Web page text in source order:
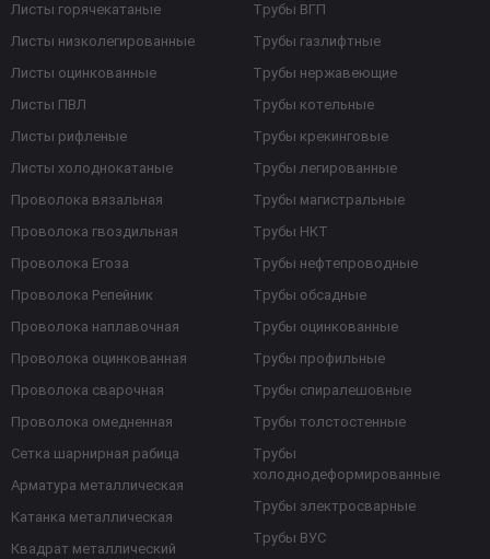
Листы горячекатаные
Листы низколегированные
Листы оцинкованные
Листы ПВЛ
Листы рифленые
Листы холоднокатаные
Проволока вязальная
Проволока гвоздильная
Проволока Егоза
Проволока Репейник
Проволока наплавочная
Проволока оцинкованная
Проволока сварочная
Проволока омедненная
Сетка шарнирная рабица
Арматура металлическая
Катанка металлическая
Квадрат металлический
Трубы ВГП
Трубы газлифтные
Трубы нержавеющие
Трубы котельные
Трубы крекинговые
Трубы легированные
Трубы магистральные
Трубы НКТ
Трубы нефтепроводные
Трубы обсадные
Трубы оцинкованные
Трубы профильные
Трубы спиралешовные
Трубы толстостенные
Трубы
холоднодеформированные
Трубы электросварные
Трубы ВУС